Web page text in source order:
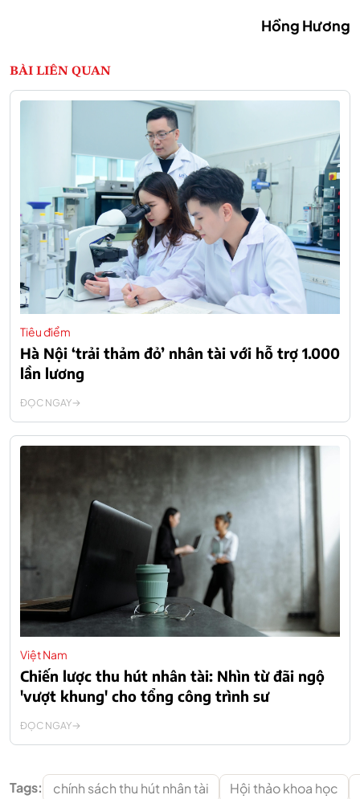
Hồng Hương
BÀI LIÊN QUAN
Tiêu điểm
Hà Nội ‘trải thảm đỏ’ nhân tài với hỗ trợ 1.000
lần lương
ĐỌC NGAY
Việt Nam
Chiến lược thu hút nhân tài: Nhìn từ đãi ngộ
'vượt khung' cho tổng công trình sư
ĐỌC NGAY
Tags: chính sách thu hút nhân tài Hội thảo khoa học